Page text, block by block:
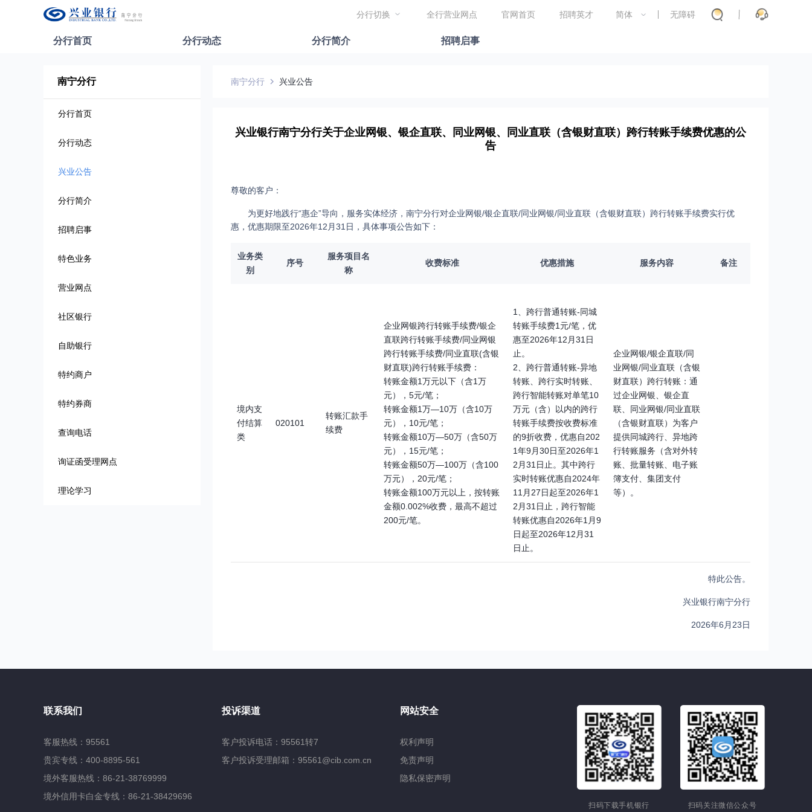
分行切换 全行营业网点 官网首页 招聘英才 简体 无障碍
分行首页 分行动态 分行简介 招聘启事
南宁分行
分行首页
分行动态
兴业公告
分行简介
招聘启事
特色业务
营业网点
社区银行
自助银行
特约商户
特约券商
查询电话
询证函受理网点
理论学习
南宁分行 兴业公告
兴业银行南宁分行关于企业网银、银企直联、同业网银、同业直联（含银财直联）跨行转账手续费优惠的公
告
尊敬的客户：
为更好地践行“惠企”导向，服务实体经济，南宁分行对企业网银/银企直联/同业网银/同业直联（含银财直联）跨行转账手续费实行优
惠，优惠期限至2026年12月31日，具体事项公告如下：
业务类
别
序号
服务项目名
称
收费标准 优惠措施 服务内容 备注
境内支
付结算
类
020101
转账汇款手
续费
企业网银跨行转账手续费/银企
直联跨行转账手续费/同业网银
跨行转账手续费/同业直联(含银
财直联)跨行转账手续费：
转账金额1万元以下（含1万
元），5元/笔；
转账金额1万—10万（含10万
元），10元/笔；
转账金额10万—50万（含50万
元），15元/笔；
转账金额50万—100万（含100
万元），20元/笔；
转账金额100万元以上，按转账
金额0.002%收费，最高不超过
200元/笔。
1、跨行普通转账-同城
转账手续费1元/笔，优
惠至2026年12月31日
止。
2、跨行普通转账-异地
转账、跨行实时转账、
跨行智能转账对单笔10
万元（含）以内的跨行
转账手续费按收费标准
的9折收费，优惠自202
1年9月30日至2026年1
2月31日止。其中跨行
实时转账优惠自2024年
11月27日起至2026年1
2月31日止，跨行智能
转账优惠自2026年1月9
日起至2026年12月31
日止。
企业网银/银企直联/同
业网银/同业直联（含银
财直联）跨行转账：通
过企业网银、银企直
联、同业网银/同业直联
（含银财直联）为客户
提供同城跨行、异地跨
行转账服务（含对外转
账、批量转账、电子账
簿支付、集团支付
等）。
特此公告。
兴业银行南宁分行
2026年6月23日
联系我们
客服热线：95561
贵宾专线：400-8895-561
境外客服热线：86-21-38769999
境外信用卡白金专线：86-21-38429696
投诉渠道
客户投诉电话：95561转7
客户投诉受理邮箱：95561@cib.com.cn
网站安全
权利声明
免责声明
隐私保密声明
扫码下载手机银行 扫码关注微信公众号